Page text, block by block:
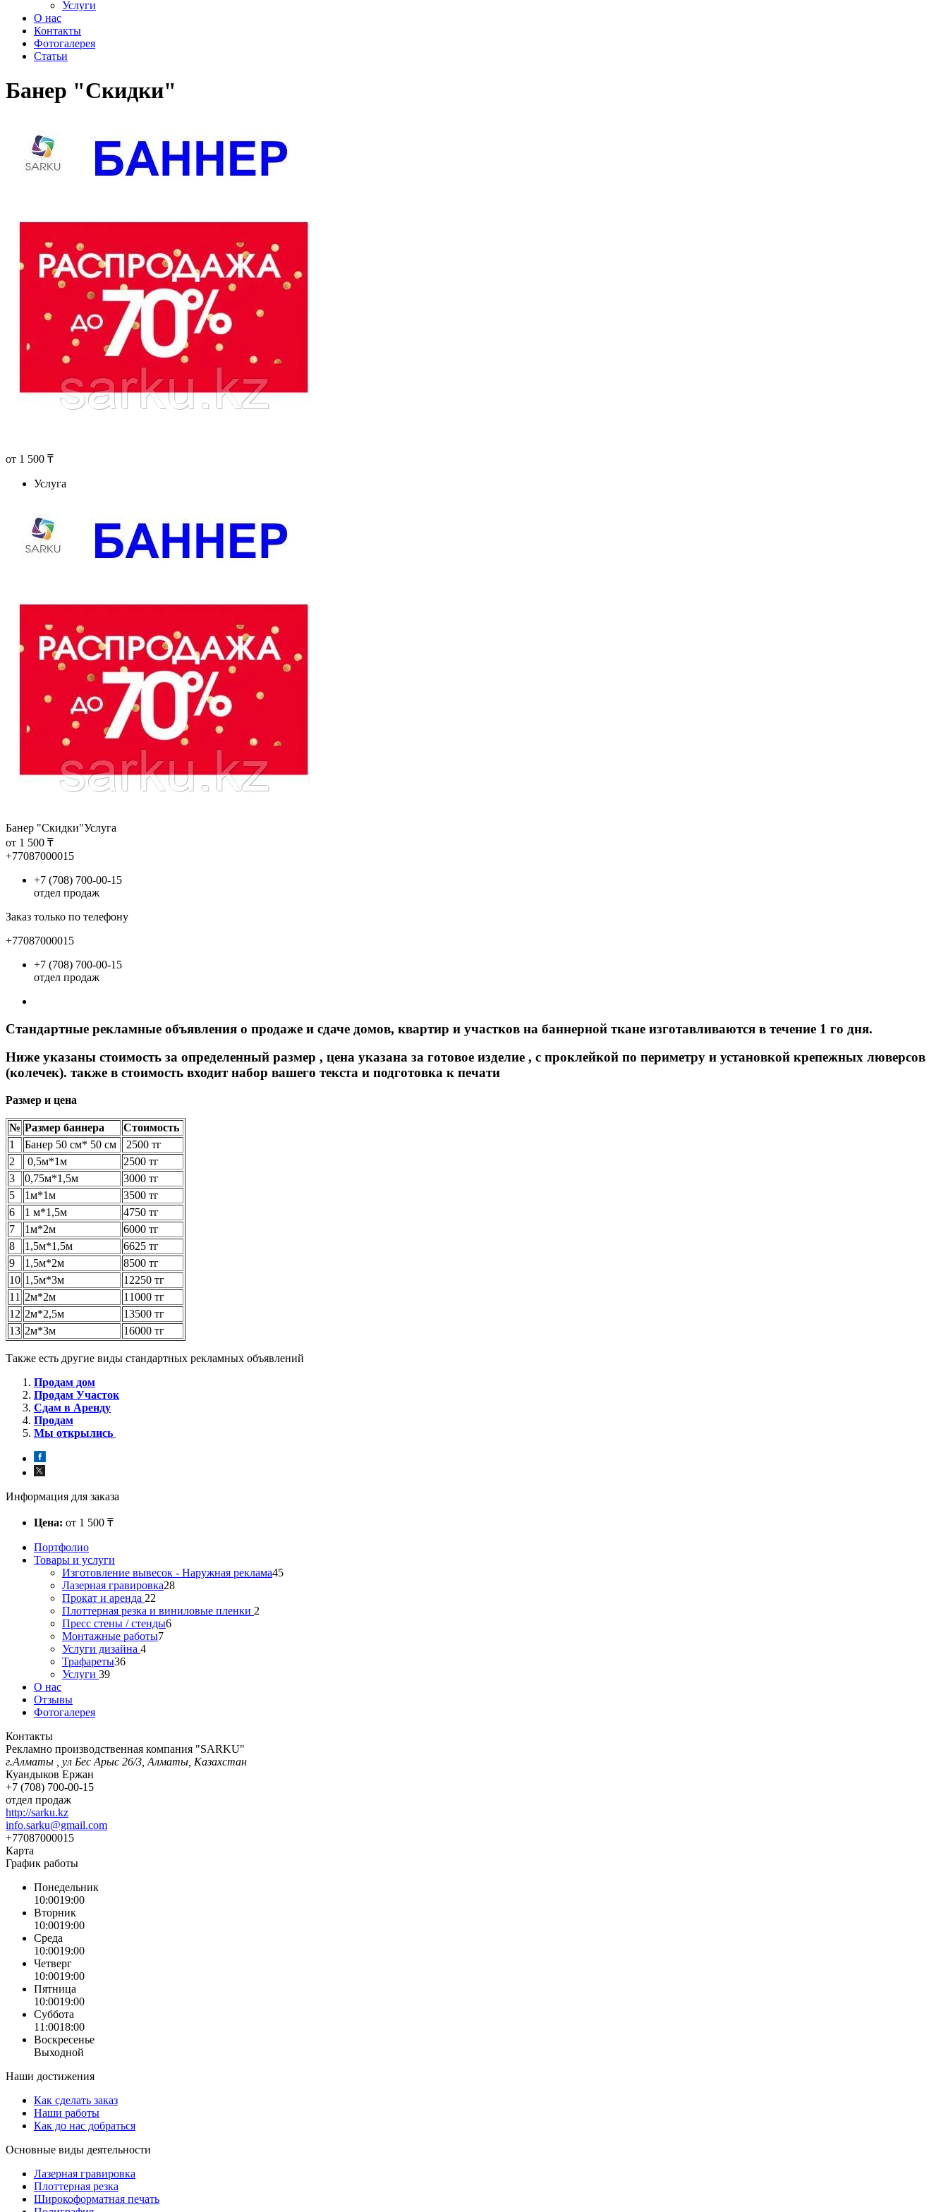
Услуги
О нас
Контакты
Фотогалерея
Статьи
Банер "Скидки"
от 1 500 ₸
Услуга
Банер "Скидки"Услуга
от 1 500 ₸
+77087000015
+7 (708) 700-00-15
отдел продаж
Заказ только по телефону
+77087000015
+7 (708) 700-00-15
отдел продаж
Стандартные рекламные объявления о продаже и сдаче домов, квартир и участков на баннерной ткане изготавливаются в течение 1 го дня.
Ниже указаны стоимость за определенный размер , цена указана за готовое изделие , с проклейкой по периметру и установкой крепежных люверсов
(колечек). также в стоимость входит набор вашего текста и подготовка к печати
Размер и цена
№ Размер баннера
Стоимость
1
Банер 50 см* 50 см
2500 тг
2
0,5м*1м
2500 тг
3
0,75м*1,5м
3000 тг
5
1м*1м
3500 тг
6
1 м*1,5м
4750 тг
7
1м*2м
6000 тг
8
1,5м*1,5м
6625 тг
9
1,5м*2м
8500 тг
10 1,5м*3м
12250 тг
11 2м*2м
11000 тг
12 2м*2,5м
13500 тг
13 2м*3м 16000 тг
Также есть другие виды стандартных рекламных объявлений
Продам дом
Продам Участок
Сдам в Аренду
Продам
Мы открылись
Информация для заказа
Цена: от 1 500 ₸
Портфолио
Товары и услуги
Изготовление вывесок - Наружная реклама45
Лазерная гравировка28
Прокат и аренда 22
Плоттерная резка и виниловые пленки 2
Пресс стены / стенды6
Монтажные работы7
Услуги дизайна 4
Трафареты36
Услуги 39
О нас
Отзывы
Фотогалерея
Контакты
Рекламно производственная компания "SARKU"
г.Алматы , ул Бес Арыс 26/3, Алматы, Казахстан
Куандыков Ержан
+7 (708) 700-00-15
отдел продаж
http://sarku.kz
info.sarku@gmail.com
+77087000015
Карта
График работы
Понедельник
10:0019:00
Вторник
10:0019:00
Среда
10:0019:00
Четверг
10:0019:00
Пятница
10:0019:00
Суббота
11:0018:00
Воскресенье
Выходной
Наши достижения
Как сделать заказ
Наши работы
Как до нас добраться
Основные виды деятельности
Лазерная гравировка
Плоттерная резка
Широкоформатная печать